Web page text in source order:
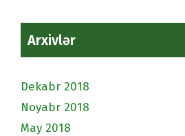
Arxivlər
Dekabr 2018
Noyabr 2018
May 2018